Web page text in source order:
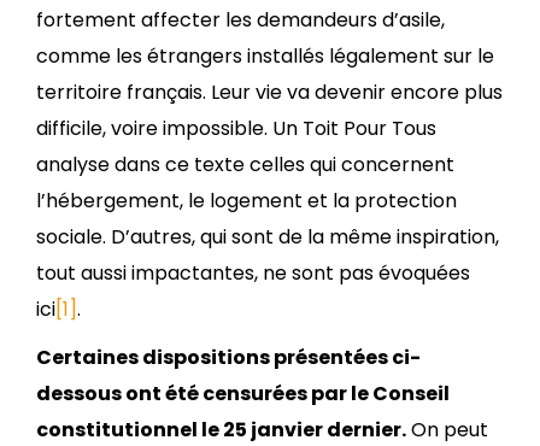
fortement affecter les demandeurs d’asile,
comme les étrangers installés légalement sur le
territoire français. Leur vie va devenir encore plus
difficile, voire impossible. Un Toit Pour Tous
analyse dans ce texte celles qui concernent
l’hébergement, le logement et la protection
sociale. D’autres, qui sont de la même inspiration,
tout aussi impactantes, ne sont pas évoquées
ici[1].
Certaines dispositions présentées ci-
dessous ont été censurées par le Conseil
constitutionnel le 25 janvier dernier.On peut